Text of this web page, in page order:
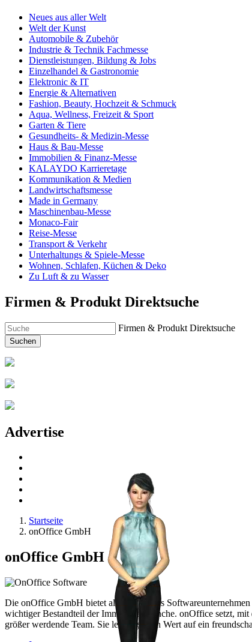
Neues aus aller Welt
Welt der Kunst
Automobile & Zubehör
Industrie & Technik Fachmesse
Dienstleistungen, Bildung & Jobs
Einzelhandel & Gastronomie
Elektronic & IT
Energie & Alternativen
Fashion, Beauty, Hochzeit & Schmuck
Aqua, Wellness, Freizeit & Sport
Garten & Tiere
Gesundheits- & Medizin-Messe
Haus & Bau-Messe
Immobilien & Finanz-Messe
KALAYDO Karrieretage
Kommunikation & Medien
Landwirtschaftsmesse
Made in Germany
Maschinenbau-Messe
Monaco-Fair
Reise-Messe
Transport & Verkehr
Unterhaltungs & Spiele-Messe
Wohnen, Schlafen, Küchen & Deko
Zu Luft & zu Wasser
Firmen & Produkt Direktsuche
Firmen & Produkt Direktsuche
Suchen
Advertise
Startseite
onOffice GmbH
onOffice GmbH
Die onOffice GmbH bietet als innovatives
wichtiger Bestandteil der Immobilienbranche. onOffice setzt,
größer werdende Team. Sie legen großen Wert auf ein